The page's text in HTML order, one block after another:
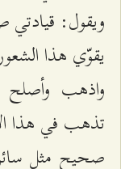
ويقول:
يقوّي هذا
واذهب وأصلح
تذهب في هذا
صحيح مثل